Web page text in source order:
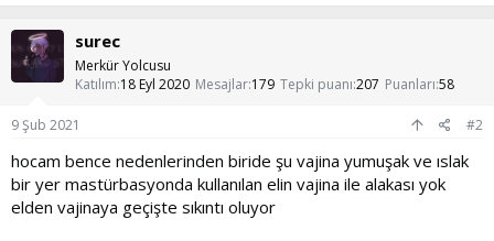
p
k
i
l
e
surec
Merkür Yolcusu
Katılım 18 Eyl 2020 Mesajlar 179 Tepki puanı 207 Puanları 58
9 Şub 2021 #2
hocam bence nedenlerinden biride şu vajina yumuşak ve ıslak
bir yer mastürbasyonda kullanılan elin vajina ile alakası yok
elden vajinaya geçişte sıkıntı oluyor